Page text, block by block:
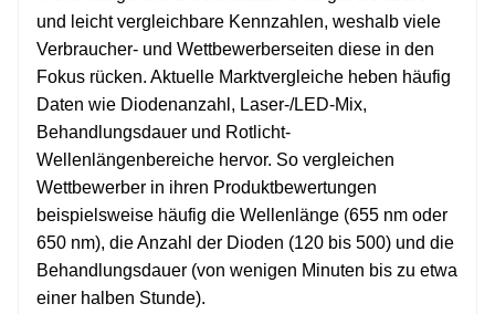
und leicht vergleichbare Kennzahlen, weshalb viele
Verbraucher- und Wettbewerberseiten diese in den
Fokus rücken. Aktuelle Marktvergleiche heben häufig
Daten wie Diodenanzahl, Laser-/LED-Mix,
Behandlungsdauer und Rotlicht-
Wellenlängenbereiche hervor. So vergleichen
Wettbewerber in ihren Produktbewertungen
beispielsweise häufig die Wellenlänge (655 nm oder
650 nm), die Anzahl der Dioden (120 bis 500) und die
Behandlungsdauer (von wenigen Minuten bis zu etwa
einer halben Stunde).